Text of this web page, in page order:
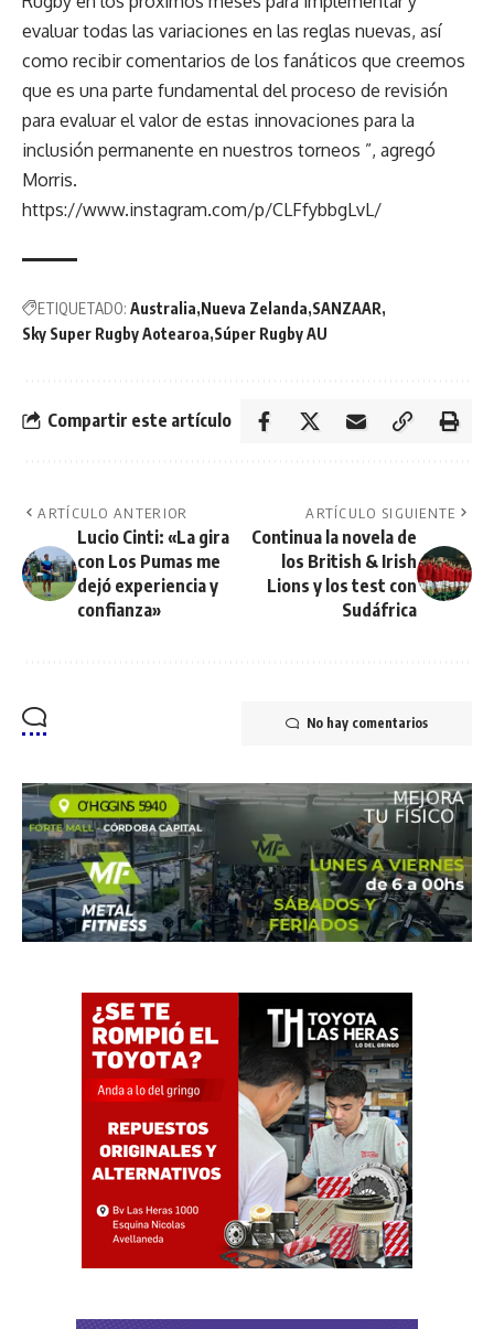
evaluar todas las variaciones en las reglas nuevas, así
como recibir comentarios de los fanáticos que creemos
que es una parte fundamental del proceso de revisión
para evaluar el valor de estas innovaciones para la
inclusión permanente en nuestros torneos ”, agregó
Morris.
https://www.instagram.com/p/CLFfybbgLvL/
ETIQUETADO: Australia Nueva Zelanda SANZAAR
Sky Super Rugby Aotearoa Súper Rugby AU
Compartir este artículo
ARTÍCULO ANTERIOR
Lucio Cinti: «La gira
con Los Pumas me
dejó experiencia y
confianza»
ARTÍCULO SIGUIENTE
Continua la novela de
los British & Irish
Lions y los test con
Sudáfrica
No hay comentarios